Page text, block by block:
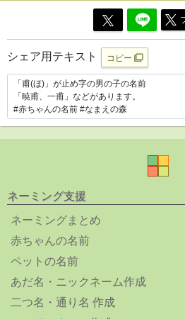
シェア用テキスト コピー
ネーミング支援
ネーミングまとめ
赤ちゃんの名前
ペットの名前
あだ名・ニックネーム作成
二つ名・通り名 作成